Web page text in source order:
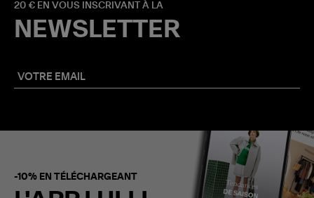
20 € EN VOUS INSCRIVANT À LA
NEWSLETTER
-10% EN TÉLÉCHARGEANT